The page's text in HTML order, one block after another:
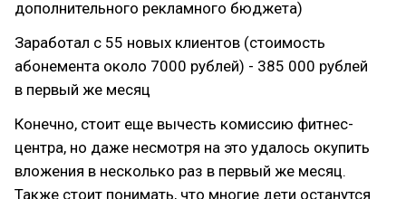
дополнительного рекламного бюджета)
Заработал с 55 новых клиентов (стоимость
абонемента около 7000 рублей) - 385 000 рублей
в первый же месяц
Конечно, стоит еще вычесть комиссию фитнес-
центра, но даже несмотря на это удалось окупить
вложения в несколько раз в первый же месяц.
Также стоит понимать, что многие дети останутся